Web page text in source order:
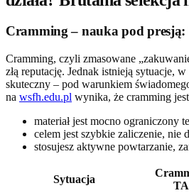
Cramming – nauka pod presją:
Cramming, czyli zmasowane
złą reputację. Jednak istnieją sytuacje,
skuteczny – pod warunkiem
na wsfh.edu.pl wynika, że cramming
materiał jest mocno ograniczony
celem jest szybkie zaliczenie, nie
stosujesz aktywne powtarzanie,
Sytuacja